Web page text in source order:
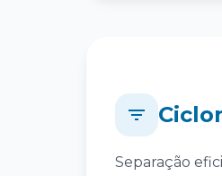
Separação